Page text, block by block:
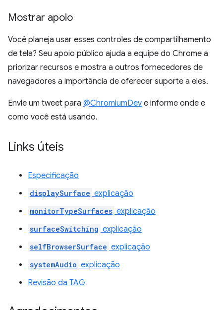
Mostrar apoio
Você planeja usar esses controles de compartilhamento
de tela? Seu apoio público ajuda a equipe do Chrome a
priorizar recursos e mostra a outros fornecedores de
navegadores a importância de oferecer suporte a eles.
Envie um tweet para @ChromiumDev e informe onde e
como você está usando.
Links úteis
Especificação
displaySurface explicação
monitorTypeSurfaces explicação
surfaceSwitching explicação
selfBrowserSurface explicação
systemAudio explicação
Revisão da TAG